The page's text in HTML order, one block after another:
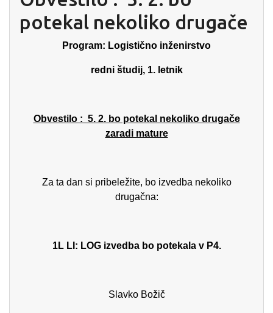
potekal nekoliko drugače
Program: Logistično inženirstvo
redni študij, 1. letnik
Obvestilo : 5. 2. bo potekal nekoliko drugače
zaradi mature
Za ta dan si pribeležite, bo izvedba nekoliko
drugačna:
1L LI: LOG izvedba bo potekala v P4.
Slavko Božič